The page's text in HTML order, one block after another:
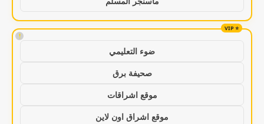
!
ضوء التعليمي
صحيفة برق
موقع اشراقات
موقع اشراق اون لاين